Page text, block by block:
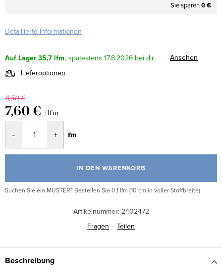
Sie sparen0 €
Detaillierte Informationen
Auf Lager35,7 lfm 17.8.2026
Ansehen
Lieferoptionen
8,50 €
7,60 € / lfm
lfm
IN DEN WARENKORB
Suchen Sie ein MUSTER? Bestellen Sie 0,1 lfm (10 cm in voller Stoffbreite).
Artikelnummer: 2402472
Fragen
Teilen
Beschreibung